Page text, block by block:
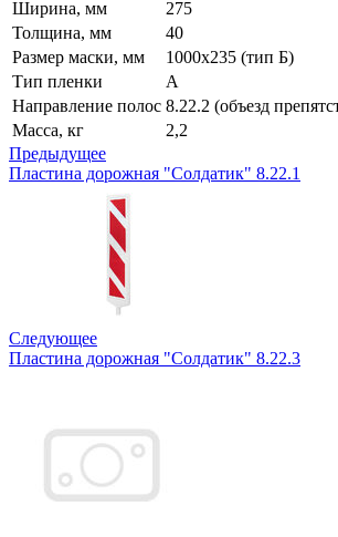
Ширина, мм
275
Толщина, мм
40
Размер маски, мм
1000х235 (тип Б)
Тип пленки
А
Направление полос 8.22.2 (объезд
Масса, кг
2,2
Предыдущее
Пластина дорожная "Солдатик" 8.22.1
Следующее
Пластина дорожная "Солдатик" 8.22.3